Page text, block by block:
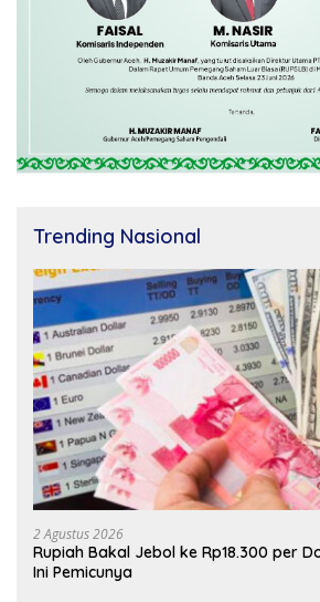
Trending Nasional
2 Agustus 2026
Rupiah Bakal Jebol ke Rp18.300 per
Ini Pemicunya